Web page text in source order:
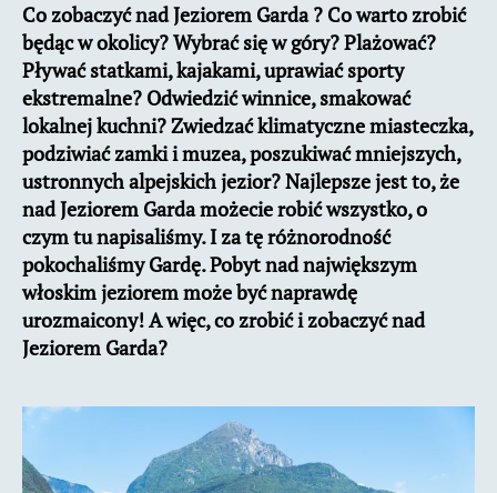
Co zobaczyć nad Jeziorem Garda ? Co warto zrobić
będąc w okolicy? Wybrać się w góry? Plażować?
Pływać statkami, kajakami, uprawiać sporty
ekstremalne? Odwiedzić winnice, smakować
lokalnej kuchni? Zwiedzać klimatyczne miasteczka,
podziwiać zamki i muzea, poszukiwać mniejszych,
ustronnych alpejskich jezior? Najlepsze jest to, że
nad Jeziorem Garda możecie robić wszystko, o
czym tu napisaliśmy. I za tę różnorodność
pokochaliśmy Gardę. Pobyt nad największym
włoskim jeziorem może być naprawdę
urozmaicony! A więc, co zrobić i zobaczyć nad
Jeziorem Garda?